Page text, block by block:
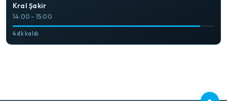
Kral Şakir
14:00 – 15:00
4 dk kaldı